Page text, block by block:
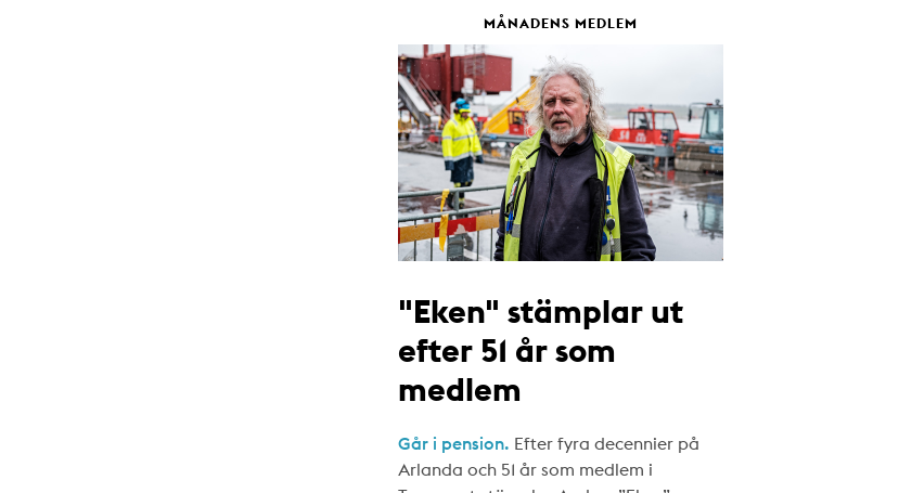
MÅNADENS MEDLEM
"Eken" stämplar ut
efter 51 år som
medlem
Går i pension. Efter fyra decennier på
Arlanda och 51 år som medlem i